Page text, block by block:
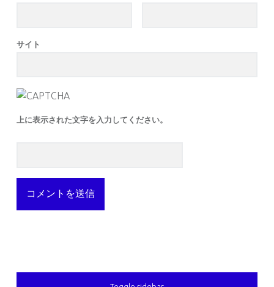
サイト
上に表示された文字を入力してください。
SIDEBAR